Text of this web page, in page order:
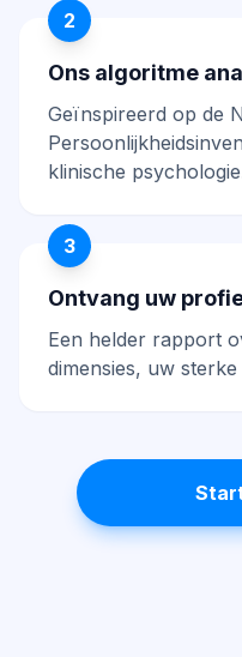
2
Ons algoritme
Geïnspireerd op de
klinische
3
Ontvang uw
Een helder rapport
dimensies, uw